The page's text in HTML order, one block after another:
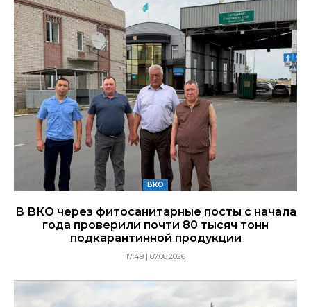
ВКО
В ВКО через фитосанитарные посты с начала
года проверили почти 80 тысяч тонн
подкарантинной продукции
17:49 | 07.08.2026